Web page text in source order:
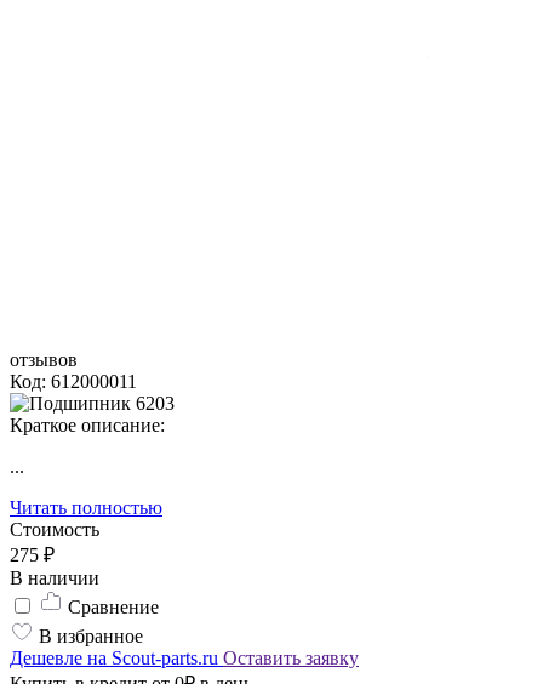
отзывов
Код: 612000011
Краткое описание:
...
Читать полностью
Стоимость
275 ₽
В наличии
Сравнение
В избранное
Дешевле на Scout-parts.ru Оставить заявку